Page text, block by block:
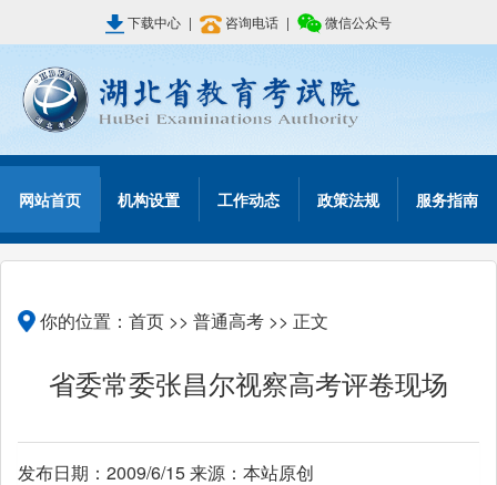
下载中心 | 咨询电话 | 微信公众号
网站首页 机构设置 工作动态 政策法规 服务指南
你的位置： 首页 >> 普通高考 >> 正文
省委常委张昌尔视察高考评卷现场
发布日期：2009/6/15 来源：本站原创